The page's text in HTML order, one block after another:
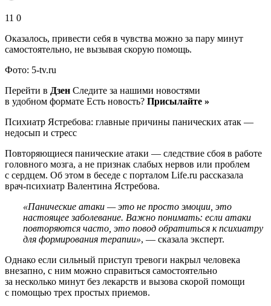
11 0
Оказалось, привести себя в чувства можно за пару минут
самостоятельно, не вызывая скорую помощь.
Фото: 5-tv.ru
Перейти в Дзен Следите за нашими новостями
в удобном формате Есть новость? Присылайте »
Психиатр Ястребова: главные причины панических атак —
недосып и стресс
Повторяющиеся панические атаки — следствие сбоя в работе
головного мозга, а не признак слабых нервов или проблем
с сердцем. Об этом в беседе с порталом Life.ru рассказала
врач-психиатр Валентина Ястребова.
«Панические атаки — это не просто эмоции, это
настоящее заболевание. Важно понимать: если атаки
повторяются часто, это повод обратиться к психиатру
для формирования терапии», — сказала эксперт.
Однако если сильный приступ тревоги накрыл человека
внезапно, с ним можно справиться самостоятельно
за несколько минут без лекарств и вызова скорой помощи
с помощью трех простых приемов.